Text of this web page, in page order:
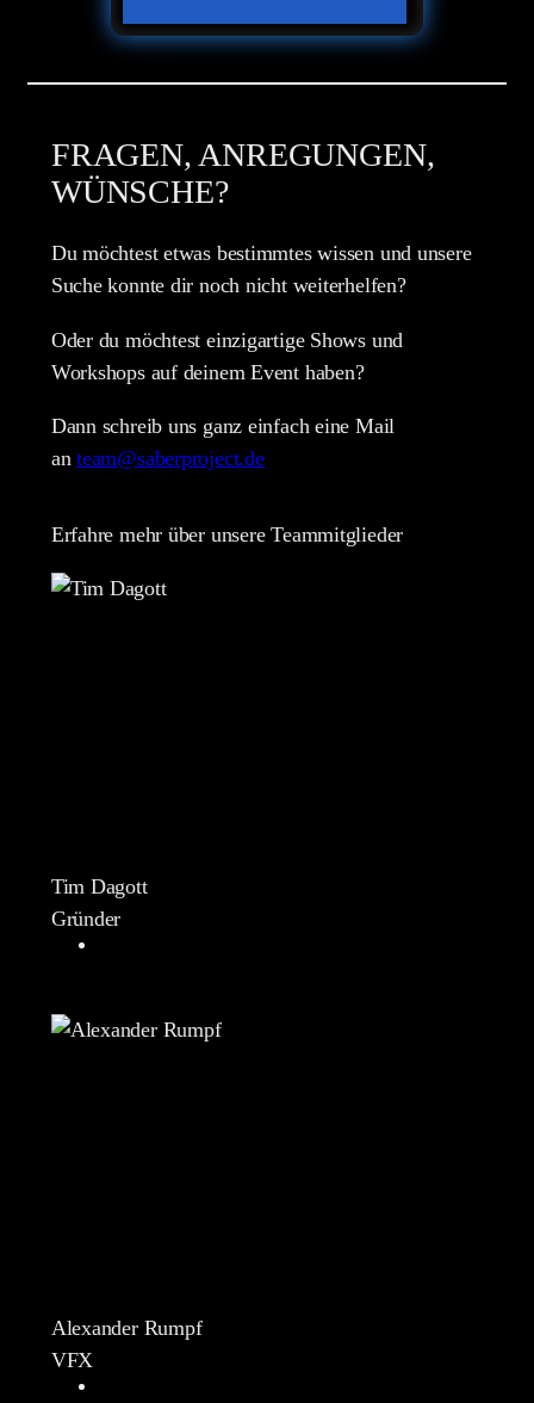
FRAGEN, ANREGUNGEN,
WÜNSCHE?
Du möchtest etwas bestimmtes wissen und unsere
Suche konnte dir noch nicht weiterhelfen?
Oder du möchtest einzigartige Shows und
Workshops auf deinem Event haben?
Dann schreib uns ganz einfach eine Mail
anteam@saberproject.de
Erfahre mehr über unsere Teammitglieder
Tim Dagott
Gründer
Alexander Rumpf
VFX